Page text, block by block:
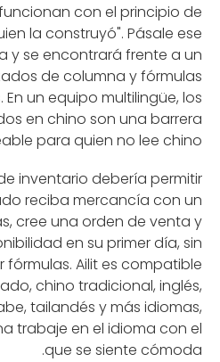
con el principio de
la construyó". Pásale ese
y se encontrará frente a un
de columna y fórmulas
un equipo multilingüe, los
en chino son una barrera
para quien no lee chino.
inventario debería permitir
reciba mercancía con un
cree una orden de venta y
en su primer día, sin
Ailit es compatible
chino tradicional, inglés,
tailandés y más idiomas,
trabaje en el idioma con el
que se siente cómoda.